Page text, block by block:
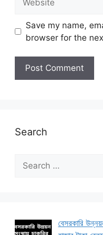
Save my name,
browser for the
Search
Search
for:
বেসরকারি